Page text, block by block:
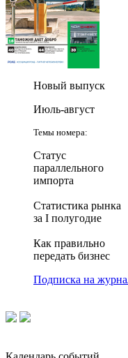
Новый выпуск
Июль-август
Темы номера:
Статус
параллельного
импорта
Статистика рынка
за I полугодие
Как правильно
передать бизнес
Подписка на